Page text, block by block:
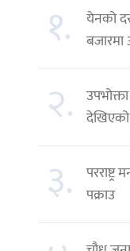
१.
येनको
२.
३.
पक्राउ